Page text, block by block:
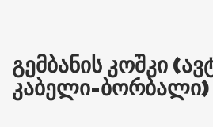
ᲒᲔᲛᲑᲐᲜᲘᲡ ᲙᲝᲨᲙᲘ
ᲙᲐᲑᲔᲚᲘ-ᲑᲝᲠᲑᲐᲚᲘ)